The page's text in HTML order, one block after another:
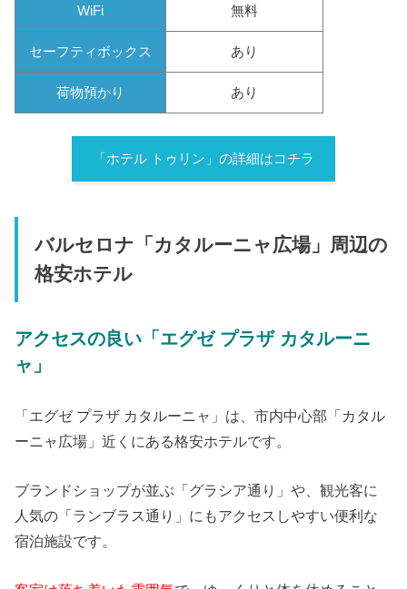
WiFi 無料
セーフティボックス あり
荷物預かり あり
「ホテル トゥリン」の詳細はコチラ
バルセロナ「カタルーニャ広場」周辺の
格安ホテル
アクセスの良い「エグゼ プラザ カタルーニ
ャ」
「エグゼ プラザ カタルーニャ」は、市内中心部「カタル
ーニャ広場」近くにある格安ホテルです。
ブランドショップが並ぶ「グラシア通り」や、観光客に
人気の「ランブラス通り」にもアクセスしやすい便利な
宿泊施設です。